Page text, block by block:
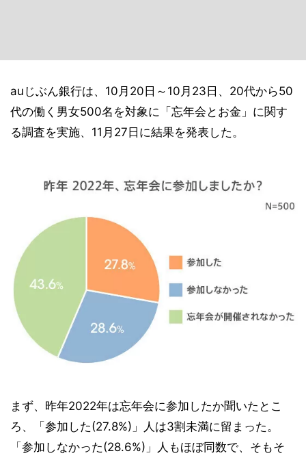
auじぶん銀行は、10月20日～10月23日、20代から50
代の働く男女500名を対象に「忘年会とお金」に関す
る調査を実施、11月27日に結果を発表した。
まず、昨年2022年は忘年会に参加したか聞いたとこ
ろ、「参加した(27.8%)」人は3割未満に留まった。
「参加しなかった(28.6%)」人もほぼ同数で、そもそ